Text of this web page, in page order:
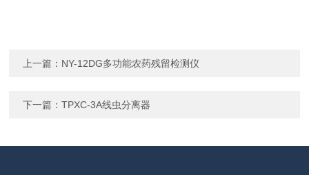
上一篇： NY-12DG多功能农药残留检测仪
下一篇：TPXC-3A线虫分离器